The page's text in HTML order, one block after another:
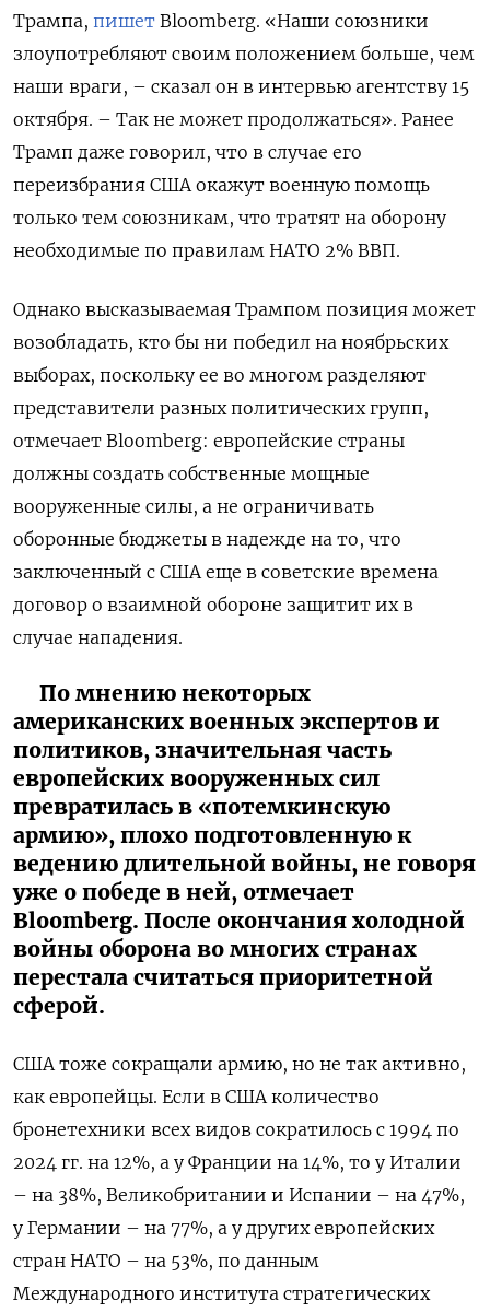
Трампа, пишет Bloomberg. «Наши союзники
злоупотребляют своим положением больше, чем
наши враги, – сказал он в интервью агентству 15
октября. – Так не может продолжаться». Ранее
Трамп даже говорил, что в случае его
переизбрания США окажут военную помощь
только тем союзникам, что тратят на оборону
необходимые по правилам НАТО 2% ВВП.
Однако высказываемая Трампом позиция может
возобладать, кто бы ни победил на ноябрьских
выборах, поскольку ее во многом разделяют
представители разных политических групп,
отмечает Bloomberg: европейские страны
должны создать собственные мощные
вооруженные силы, а не ограничивать
оборонные бюджеты в надежде на то, что
заключенный с США еще в советские времена
договор о взаимной обороне защитит их в
случае нападения.
По мнению некоторых
американских военных экспертов и
политиков, значительная часть
европейских вооруженных сил
превратилась в «потемкинскую
армию», плохо подготовленную к
ведению длительной войны, не говоря
уже о победе в ней, отмечает
Bloomberg. После окончания холодной
войны оборона во многих странах
перестала считаться приоритетной
сферой.
США тоже сокращали армию, но не так активно,
как европейцы. Если в США количество
бронетехники всех видов сократилось с 1994 по
2024 гг. на 12%, а у Франции на 14%, то у Италии
– на 38%, Великобритании и Испании – на 47%,
у Германии – на 77%, а у других европейских
стран НАТО – на 53%, по данным
Международного института стратегических